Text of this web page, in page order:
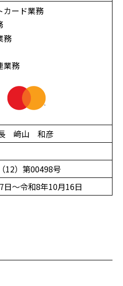
カード業務
務
業務
長 﨑山 和彦
12）第00498号
日～令和8年10月16日